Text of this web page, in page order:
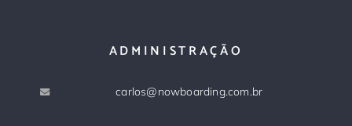
ADMINISTRAÇÃO
carlos@nowboarding.com.br